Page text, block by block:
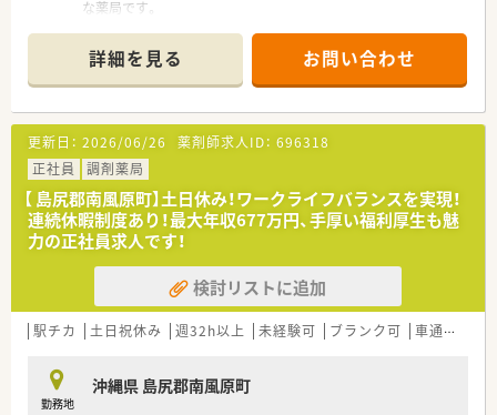
な薬局です。
献しています。
■現在、薬剤師は1名体制で勤務していますが、アットホームな
雰囲気の薬局です。
【募集背景と求める人物像について】
■今回は業務拡大に伴う増員募集で、即戦力としてご活躍いただ
ける薬剤師を求めています。
■患者さん一人ひとりに寄り添い、丁寧な服薬指導を心がけられ
る方を歓迎いたします。
■地域医療への貢献に意欲があり、積極的に業務に取り組める方
を募集しています。
【法人特徴について】
■沖縄県内で複数店舗展開しています。
■近隣に店舗があるため、休暇時の応援体制も安心です。
います。
詳細を見る お問い合わせ
更新日： 2026/06/26 薬剤師求人ID： 696318
正社員
調剤薬局
【 島尻郡南風原町】土日休み！ワークライフバランスを実現！
連続休暇制度あり！最大年収677万円、手厚い福利厚生も魅
力の正社員求人です！
検討リストに追加
駅チカ 土日祝休み 週32h以上 未経験可 ブランク可 車通勤可
勤務地
沖縄県 島尻郡南風原町